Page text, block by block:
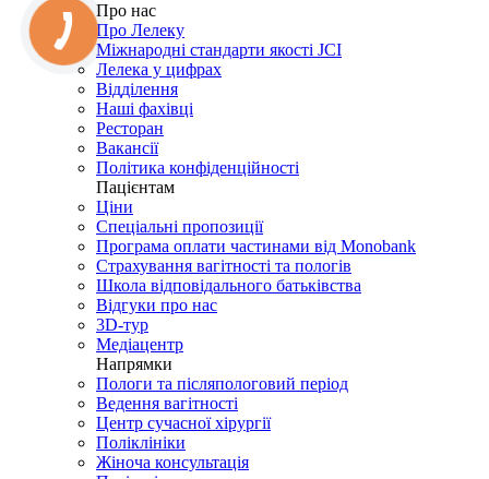
Про нас
Про Лелеку
Міжнародні стандарти якості JCI
Лелека у цифрах
Відділення
Наші фахівці
Ресторан
Вакансії
Політика конфіденційності
Пацієнтам
Ціни
Спеціальні пропозиції
Програма оплати частинами від Monobank
Страхування вагітності та пологів
Школа відповідального батьківства
Відгуки про нас
3D-тур
Медіацентр
Напрямки
Пологи та післяпологовий період
Ведення вагітності
Центр сучасної хірургії
Поліклініки
Жіноча консультація